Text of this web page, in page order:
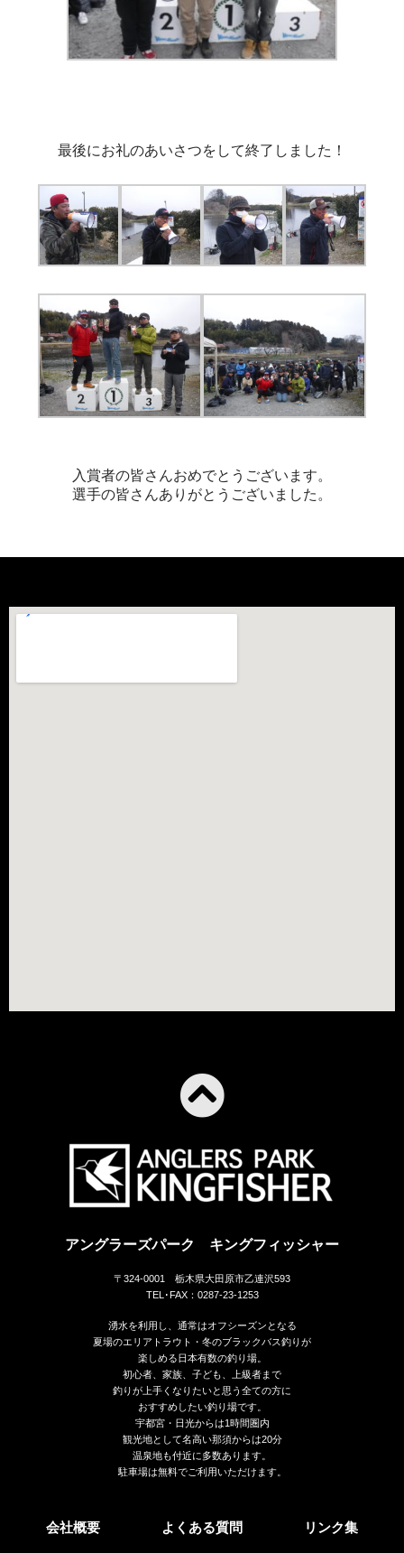
最後にお礼のあいさつをして終了しました！
入賞者の皆さんおめでとうございます。
選手の皆さんありがとうございました。
アングラーズパーク キングフィッシャー
〒324-0001 栃木県大田原市乙連沢593
TEL･FAX：0287-23-1253
湧水を利用し、通常はオフシーズンとなる
夏場のエリアトラウト・冬のブラックバス釣りが
楽しめる日本有数の釣り場。
初心者、家族、子ども、上級者まで
釣りが上手くなりたいと思う全ての方に
おすすめしたい釣り場です。
宇都宮・日光からは1時間圏内
観光地として名高い那須からは20分
温泉地も付近に多数あります。
駐車場は無料でご利用いただけます。
会社概要 よくある質問 リンク集